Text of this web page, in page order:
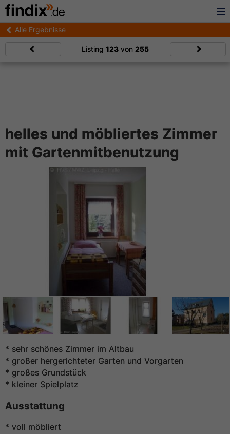
Alle Ergebnisse
Listing 123von 255
helles und möbliertes Zimmer
mit Gartenmitbenutzung
* sehr schönes Zimmer im Altbau
* großer hergerichteter Garten und Vorgarten
* großes Grundstück
* kleiner Spielplatz
Ausstattung
* voll möbliert